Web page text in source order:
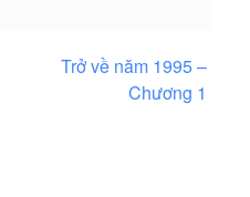
Trở về năm 1995 –
Chương 1